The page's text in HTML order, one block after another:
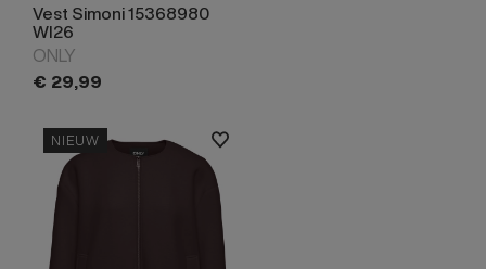
Vest Simoni 15368980
WI26
ONLY
€ 29,99
NIEUW